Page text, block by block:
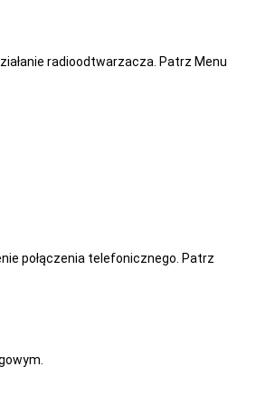
radioodtwarzacza. Patrz Menu
połączenia telefonicznego. Patrz